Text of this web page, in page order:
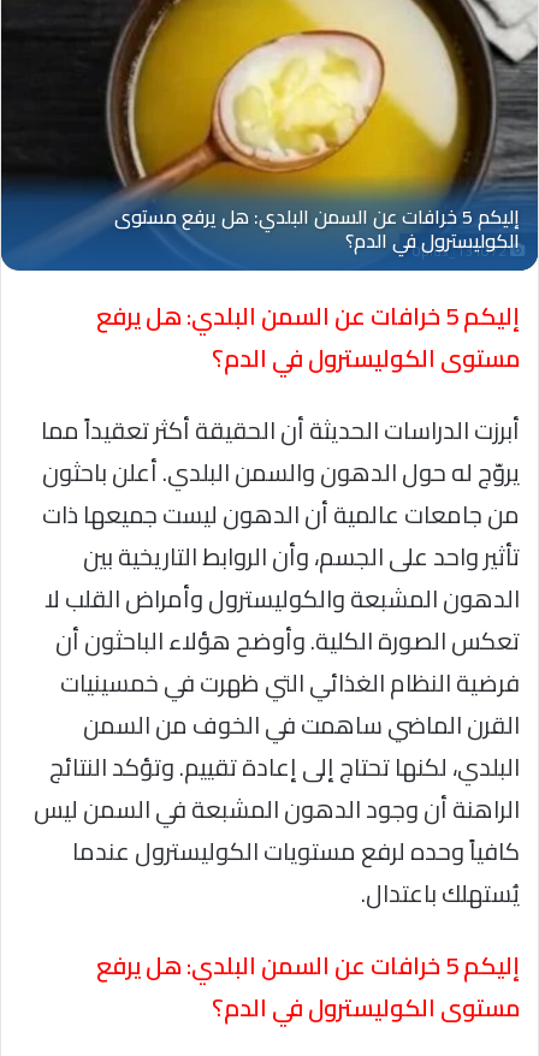
Oplus_131072
إليكم 5 خرافات عن السمن البلدي: هل يرفع
مستوى الكوليسترول في الدم؟
أبرزت الدراسات الحديثة أن الحقيقة أكثر تعقيداً مما
يروّج له حول الدهون والسمن البلدي. أعلن باحثون
من جامعات عالمية أن الدهون ليست جميعها ذات
تأثير واحد على الجسم، وأن الروابط التاريخية بين
الدهون المشبعة والكوليسترول وأمراض القلب لا
تعكس الصورة الكلية. وأوضح هؤلاء الباحثون أن
فرضية النظام الغذائي التي ظهرت في خمسينيات
القرن الماضي ساهمت في الخوف من السمن
البلدي، لكنها تحتاج إلى إعادة تقييم. وتؤكد النتائج
الراهنة أن وجود الدهون المشبعة في السمن ليس
كافياً وحده لرفع مستويات الكوليسترول عندما
يُستهلك باعتدال.
إليكم 5 خرافات عن السمن البلدي: هل يرفع
مستوى الكوليسترول في الدم؟